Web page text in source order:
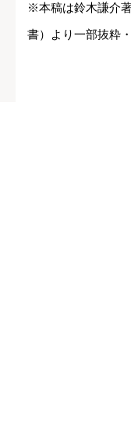
※本稿は鈴木謙介
書）より一部抜粋